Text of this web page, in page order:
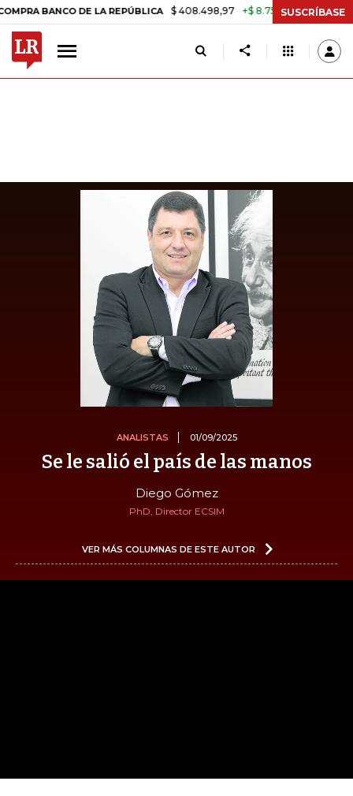
BANCO DE LA REPÚBLICA $ 408.498,97 +$ 8.753,81 +2,19% TASA
SUSCRÍBASE
ANALISTAS 01/09/2025
Se le salió el país de las manos
Diego Gómez
PhD, Director ECSIM
VER MÁS COLUMNAS DE ESTE AUTOR